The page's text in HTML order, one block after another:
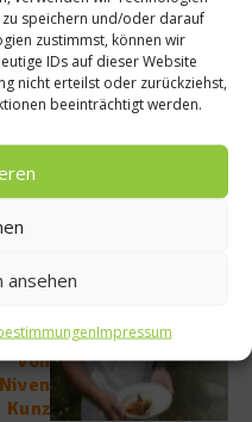
speichern und/oder darauf
zustimmst, können wir
IDs auf dieser Website
nicht erteilst oder zurückziehst,
beeinträchtigt werden.
ansehen
Impressum
Beitrag
r
weg:
von
Niven
Kunz